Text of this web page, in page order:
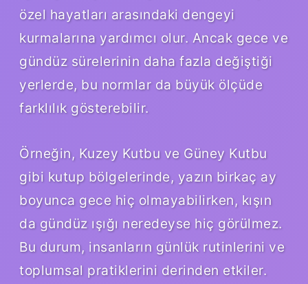
özel hayatları arasındaki dengeyi
kurmalarına yardımcı olur. Ancak gece ve
gündüz sürelerinin daha fazla değiştiği
yerlerde, bu normlar da büyük ölçüde
farklılık gösterebilir.
Örneğin, Kuzey Kutbu ve Güney Kutbu
gibi kutup bölgelerinde, yazın birkaç ay
boyunca gece hiç olmayabilirken, kışın
da gündüz ışığı neredeyse hiç görülmez.
Bu durum, insanların günlük rutinlerini ve
toplumsal pratiklerini derinden etkiler.